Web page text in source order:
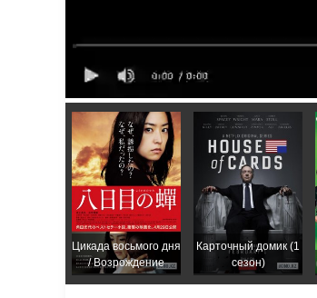
Цикада восьмого дня
/ Возрождение
Карточный домик (1
сезон)